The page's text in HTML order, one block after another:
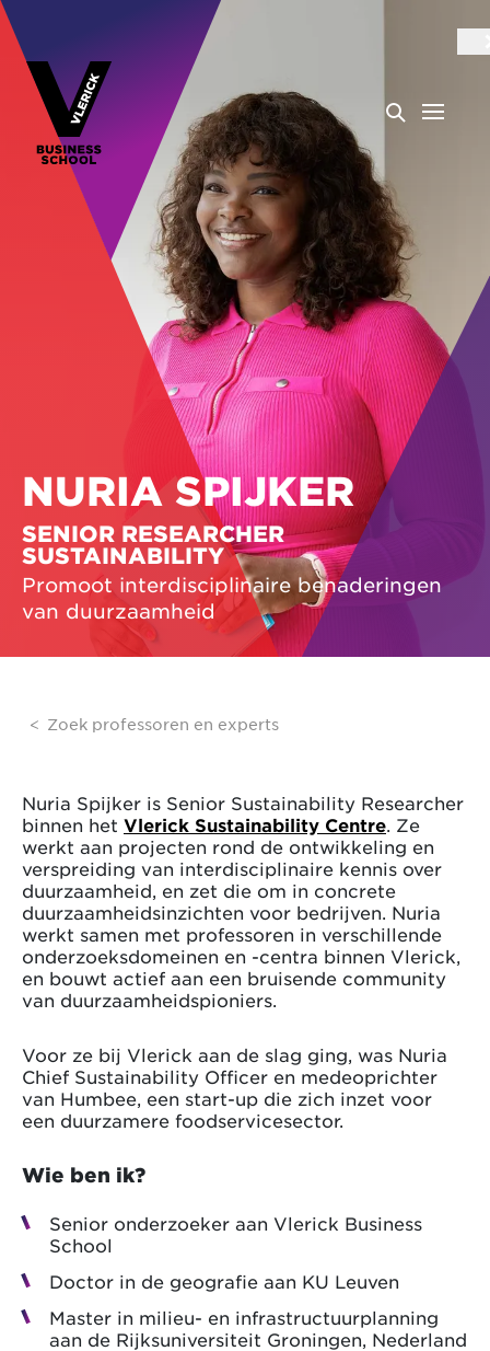
NURIA SPIJKER
SENIOR RESEARCHER
SUSTAINABILITY
Promoot interdisciplinaire benaderingen
van duurzaamheid
Zoek professoren en experts
Nuria Spijker is Senior Sustainability Researcher
binnen het Vlerick Sustainability Centre . Ze
werkt aan projecten rond de ontwikkeling en
verspreiding van interdisciplinaire kennis over
duurzaamheid, en zet die om in concrete
duurzaamheidsinzichten voor bedrijven. Nuria
werkt samen met professoren in verschillende
onderzoeksdomeinen en -centra binnen Vlerick,
en bouwt actief aan een bruisende community
van duurzaamheidspioniers.
Voor ze bij Vlerick aan de slag ging, was Nuria
Chief Sustainability Officer en medeoprichter
van Humbee, een start-up die zich inzet voor
een duurzamere foodservicesector.
Wie ben ik?
Senior onderzoeker aan Vlerick Business
School
Doctor in de geografie aan KU Leuven
Master in milieu- en infrastructuurplanning
aan de Rijksuniversiteit Groningen, Nederland